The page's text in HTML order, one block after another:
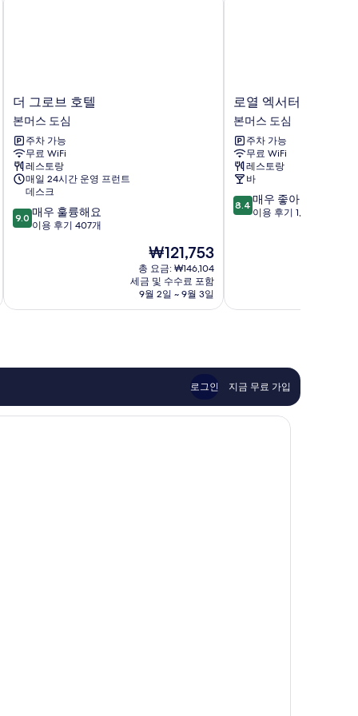
더
그
로
브
호
텔
본
스
도
더 그로브 호텔
본머스 도심
주차 가능
무료 WiFi
레스토랑
매일 24시간 운영 프런트
데스크
10
점
매
해
용
9.0 매우 훌륭해요
이용 후기 407개
현
재
요
금
₩121,753
₩121,753
총 요금: ₩146,104
세금 및 수수료 포함
9월 2일 ~ 9월 3일
로
열
엑
서
터
호
텔
본
머
로열 엑서터 호텔
본머스 도심
주차 가능
무료 WiFi
레스토랑
바
10
점
우
이
용
기
8.4 매우 좋아요
이용 후기 1,007개
로그인 지금 무료 가입